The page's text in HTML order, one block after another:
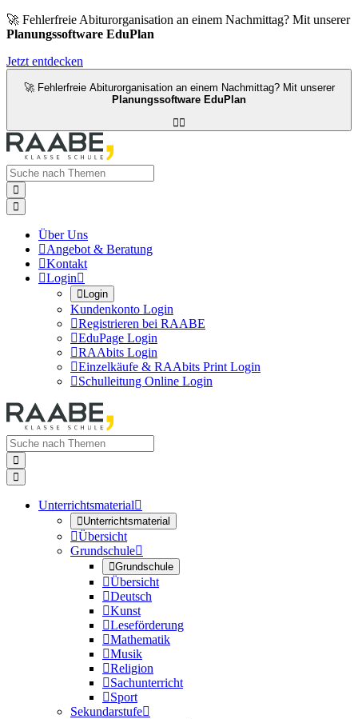
🚀 Fehlerfreie Abiturorganisation an einem Nachmittag? Mit unserer
Planungssoftware EduPlan
Jetzt entdecken
🚀 Fehlerfreie Abiturorganisation an einem Nachmittag? Mit unserer
Planungssoftware EduPlan



Über Uns
Angebot & Beratung
Kontakt
Login
Login
Kundenkonto Login
Registrieren bei RAABE
EduPage Login
RAAbits Login
Einzelkäufe & RAAbits Print Login
Schulleitung Online Login


Unterrichtsmaterial
Unterrichtsmaterial
Übersicht
Grundschule
Grundschule
Übersicht
Deutsch
Kunst
Leseförderung
Mathematik
Musik
Religion
Sachunterricht
Sport
Sekundarstufe